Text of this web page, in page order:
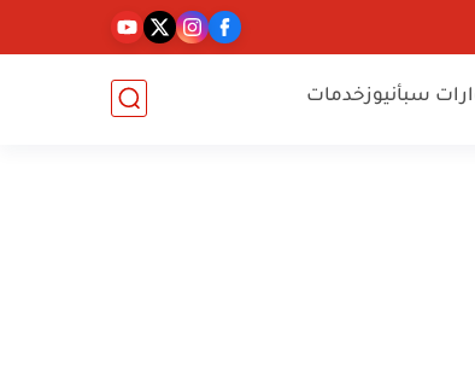
سبأنيوزخدمات